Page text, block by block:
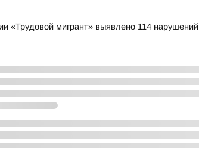
«Трудовой мигрант» выявлено 114 нарушений